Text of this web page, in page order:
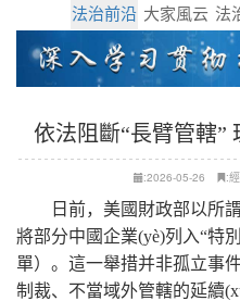
法治前沿 大家風云 法
依法阻斷“長臂管轄”
:2026-05-26 :
日前，美國財政部以所
將部分中國企業(yè)列入“特
單）。這一舉措并非孤立事
制裁、不當域外管轄的延續